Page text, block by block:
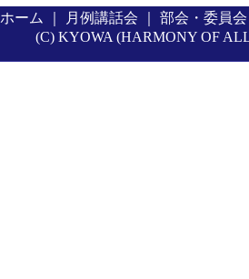
ホーム 月例講話会 部会・委員会
(C) KYOWA (HARMONY OF